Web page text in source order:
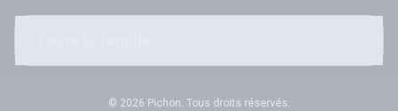
© 2026 Pichon. Tous droits réservés.